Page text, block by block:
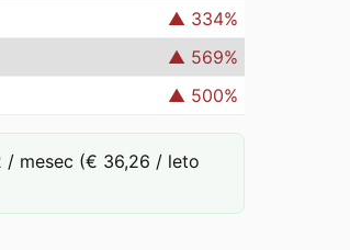
▲ 334%
▲ 569%
▲ 500%
/ mesec (€ 36,26 / leto